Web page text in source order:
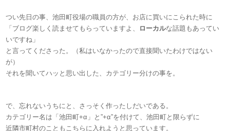
つい先日の事、池田町役場の職員の方が、お店に買いにこられた時に
「ブログ楽しく読ませてもらっていますよ、
ローカルな話題もあってい
いですね」
と言ってくださった。（私はいなかったので直接聞いたわけではない
が）
それを聞いてハッと思い出した、カテゴリー分けの事を。
で、忘れないうちにと、さっそく作ったしだいである。
カテゴリー名は「池田町+α」と”+α”を付けて、池田町と限らずに
近隣市町村のこともこちらに入れようと思っています。